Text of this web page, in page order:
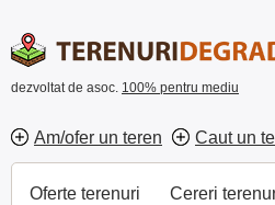
dezvoltat de asoc. 100% pentru mediu
Am/ofer un teren Caut un
Oferte terenuri Cereri